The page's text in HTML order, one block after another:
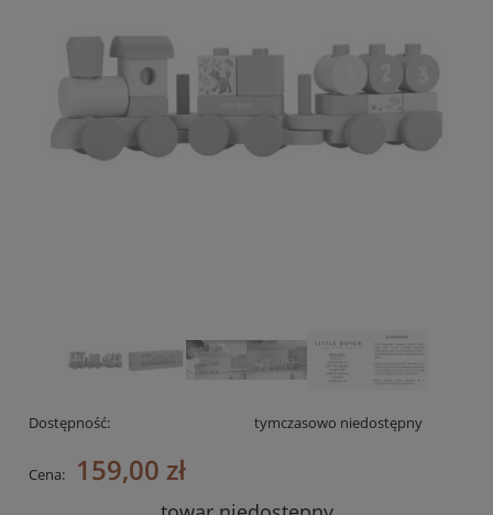
Dostępność: tymczasowo niedostępny
Cena: 159,00 zł